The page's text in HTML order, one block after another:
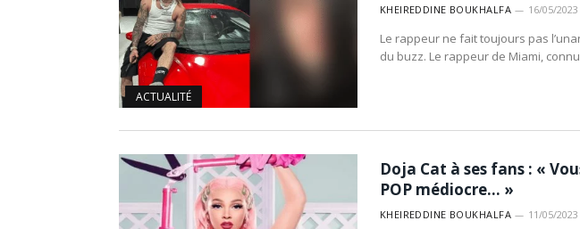
ACTUALITÉ
KHEIREDDINE BOUKHALFA 16/05/2023
Le rappeur ne fait toujours pas
du buzz. Le rappeur de Miami,
Doja Cat à ses fans : «
POP médiocre… »
KHEIREDDINE BOUKHALFA 11/05/2023